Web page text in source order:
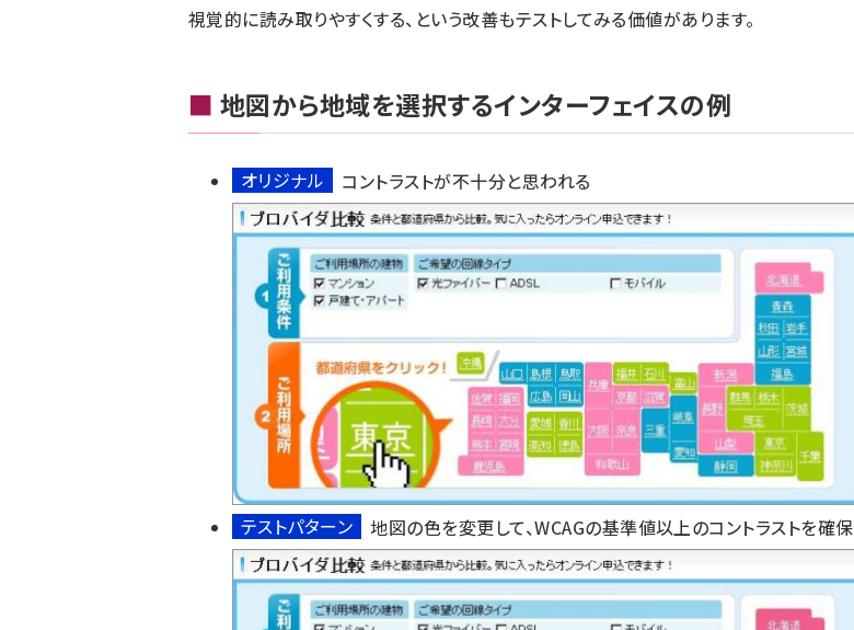
視覚的に読み取りやすくする、という改善もテストしてみる価値があります。
■ 地図から地域を選択するインターフェイスの例
オリジナル コントラストが不十分と思われる
テストパターン 地図の色を変更して、WCAGの基準値以上のコントラストを確保